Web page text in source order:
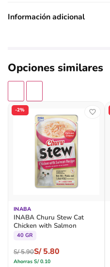
Información adicional
Opciones similares
-2%
INABA
INABA Churu Stew Cat
Chicken with Salmon
40 GR
S/5.90S/5.80
Ahorras S/0.10